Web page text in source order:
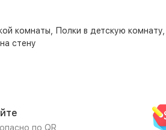
комнаты Полки в детскую комнату,
стену
по QR